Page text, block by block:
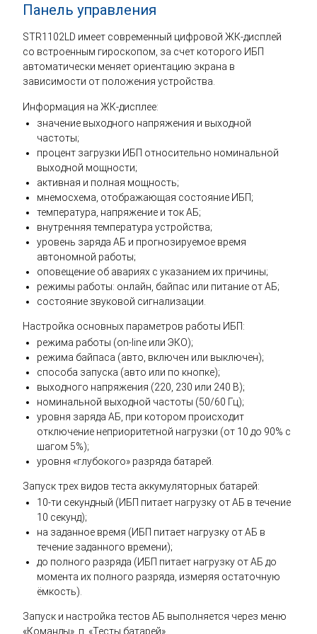
Панель управления
STR1102LD имеет современный цифровой ЖК-дисплей
со встроенным гироскопом, за счет которого ИБП
автоматически меняет ориентацию экрана в
зависимости от положения устройства.
Информация на ЖК-дисплее:
значение выходного напряжения и выходной
частоты;
процент загрузки ИБП относительно номинальной
выходной мощности;
активная и полная мощность;
мнемосхема, отображающая состояние ИБП;
температура, напряжение и ток АБ;
внутренняя температура устройства;
уровень заряда АБ и прогнозируемое время
автономной работы;
оповещение об авариях с указанием их причины;
режимы работы: онлайн, байпас или питание от АБ;
состояние звуковой сигнализации.
Настройка основных параметров работы ИБП:
режима работы (on-line или ЭКО);
режима байпаса (авто, включен или выключен);
способа запуска (авто или по кнопке);
выходного напряжения (220, 230 или 240 В);
номинальной выходной частоты (50/60 Гц);
уровня заряда АБ, при котором происходит
отключение неприоритетной нагрузки (от 10 до 90% с
шагом 5%);
уровня «глубокого» разряда батарей.
Запуск трех видов теста аккумуляторных батарей:
10-ти секундный (ИБП питает нагрузку от АБ в течение
10 секунд);
на заданное время (ИБП питает нагрузку от АБ в
течение заданного времени);
до полного разряда (ИБП питает нагрузку от АБ до
момента их полного разряда, измеряя остаточную
ёмкость).
Запуск и настройка тестов АБ выполняется через меню
«Команды», п. «Тесты батарей».